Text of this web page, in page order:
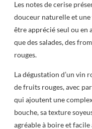
Les notes de cerise
douceur naturelle et
être apprécié seul ou en
que des salades, des
rouges.
La dégustation d’un vin
de fruits rouges, avec
qui ajoutent une
bouche, sa texture
agréable à boire et facile